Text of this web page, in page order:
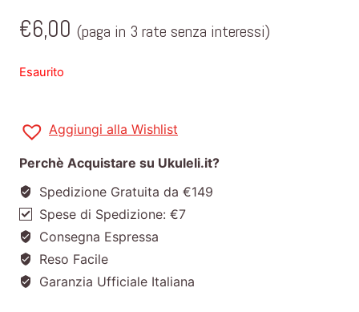
€6,00 (paga in 3 rate senza interessi)
Esaurito
Aggiungi alla Wishlist
Perchè Acquistare su Ukuleli.it?
Spedizione Gratuita da €149
Spese di Spedizione: €7
Consegna Espressa
Reso Facile
Garanzia Ufficiale Italiana